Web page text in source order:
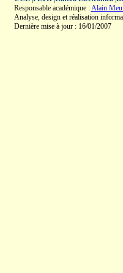
Responsable académique :Alain
Analyse, design et réalisation
Dernière mise à jour : 16/01/2007